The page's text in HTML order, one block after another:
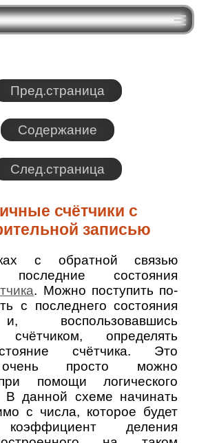
Пред.страница
Содержание
След.страница
счётчики с
записью
с обратной связью
последние состояния
. Можно поступить по-
с последнего состояния
воспользовавшись
определять
счётчика. Это
очень просто можно
помощи логического
данной схеме начинать
с числа, которое будет
коэффициент деления